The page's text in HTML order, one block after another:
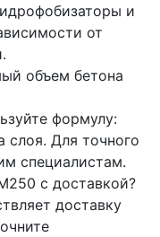
и
от
объем бетона
формулу:
Для точного
специалистам.
с доставкой?
доставку